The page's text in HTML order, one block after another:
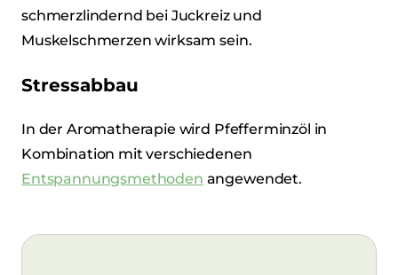
schmerzlindernd bei Juckreiz und
Muskelschmerzen wirksam sein.
Stressabbau
In der Aromatherapie wird Pfefferminzöl in
Kombination mit verschiedenen
Entspannungsmethoden angewendet.